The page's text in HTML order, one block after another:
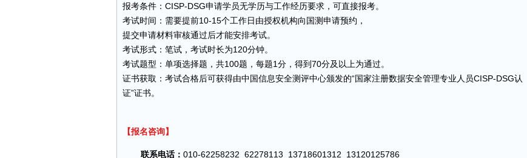
报考条件：CISP-DSG申请学员无学历与工作经历要求，可直接报考。
考试时间：需要提前10-15个工作日由授权机构向国测申请预约，
提交申请材料审核通过后才能安排考试。
考试形式：笔试，考试时长为120分钟。
考试题型：单项选择题，共100题，每题1分，得到70分及以上为通过。
证书获取：考试合格后可获得由中国信息安全测评中心颁发的“国家注册数据安全管理专业人员CISP-DSG认
证”证书。
【报名咨询】
联系电话： 010-62258232 62278113 13718601312 13120125786